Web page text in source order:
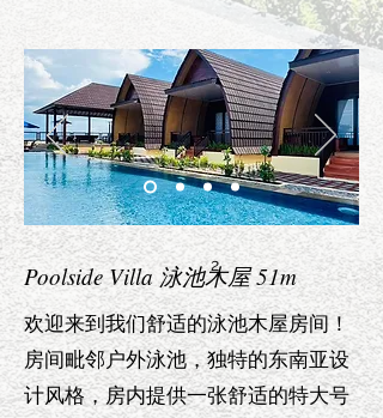
Poolside Villa 泳池木屋 51m
欢迎来到我们舒适的泳池木屋房间！
房间毗邻户外泳池，独特的东南亚设
计风格，房内提供一张舒适的特大号
2